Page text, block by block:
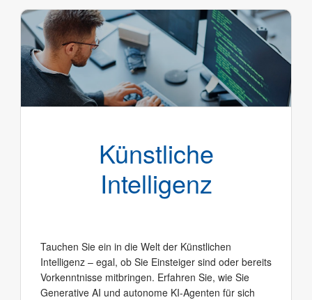
Künstliche
Intelligenz
Tauchen Sie ein in die Welt der Künstlichen
Intelligenz – egal, ob Sie Einsteiger sind oder bereits
Vorkenntnisse mitbringen. Erfahren Sie, wie Sie
Generative AI und autonome KI-Agenten für sich